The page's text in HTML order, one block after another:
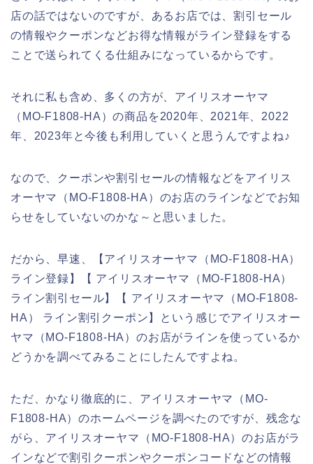
店の話ではないのですが、あるお店では、割引セール
の情報やクーポンなどお得な情報がライン登録をする
ことで送られてくる仕組みになっているからです。
それに私も含め、多くの方が、アイリスオーヤマ
（MO-F1808-HA）の商品を2020年、2021年、2022
年、2023年と今後も利用していくと思うんですよね♪
なので、クーポンや割引セールの情報などをアイリス
オーヤマ（MO-F1808-HA）のお店のラインなどでお知
らせをしていないのかな～と思いました。
だから、早速、【アイリスオーヤマ（MO-F1808-HA）
ライン登録】【 アイリスオーヤマ（MO-F1808-HA）
ライン割引セール】【 アイリスオーヤマ（MO-F1808-
HA） ライン割引クーポン】という感じでアイリスオー
ヤマ（MO-F1808-HA）のお店がラインを使っているか
どうかを調べてみることにしたんですよね。
ただ、かなり徹底的に、アイリスオーヤマ（MO-
F1808-HA）のホームページを調べたのですが、残念な
がら、アイリスオーヤマ（MO-F1808-HA）のお店がラ
インなどで割引クーポンやクーポンコードなどの情報